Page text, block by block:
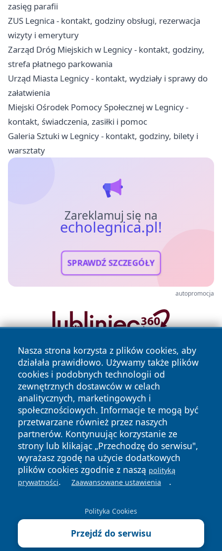
zasięg parafii
ZUS Legnica - kontakt, godziny obsługi, rezerwacja
wizyty i emerytury
Zarząd Dróg Miejskich w Legnicy - kontakt, godziny,
strefa płatnego parkowania
Urząd Miasta Legnicy - kontakt, wydziały i sprawy do
załatwienia
Miejski Ośrodek Pomocy Społecznej w Legnicy -
kontakt, świadczenia, zasiłki i pomoc
Galeria Sztuki w Legnicy - kontakt, godziny, bilety i
warsztaty
Zareklamuj się na
echolegnica.pl!
SPRAWDŹ SZCZEGÓŁY
autopromocja
Nasza strona korzysta z plików cookies, aby
działała prawidłowo. Używamy także plików
cookies i podobnych technologii od
zewnętrznych dostawców w celach
analitycznych, marketingowych i
społecznościowych. Informacje te mogą być
przetwarzane również przez naszych
partnerów. Kontynuując korzystanie ze
strony lub klikając „Przechodzę do serwisu",
wyrażasz zgodę na użycie dodatkowych
plików cookies zgodnie z naszą polityką
prywatności. Zaawansowane ustawienia .
Polityka Cookies
Przejdź do serwisu
Copyright © 2026 echolegnica.pl Wszystkie prawa
zastrzeżone.
News Autorzy
Polityka
Prywatności
Polityka
Cookies